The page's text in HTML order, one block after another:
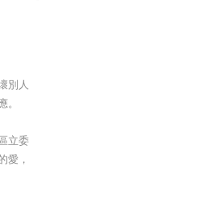
別人
。
立委
愛，